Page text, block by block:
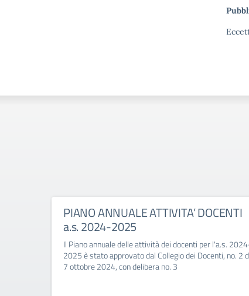
PIANO ANNUALE ATTIVITA’ DOCENTI
a.s. 2024-2025
Il Piano annuale delle attività dei docenti per l'a.s.
2025 è stato approvato dal Collegio dei Docenti, no. 2
7 ottobre 2024, con delibera no. 3